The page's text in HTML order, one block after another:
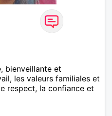
bienveillante et
les valeurs familiales et
respect, la confiance et